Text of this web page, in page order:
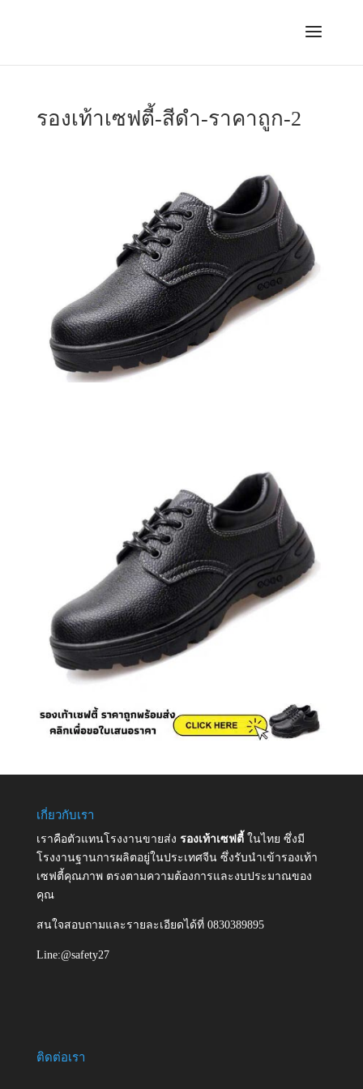
รองเท้าเซฟตี้-สีดำ-ราคาถูก-2
เกี่ยวกับเรา
เราคือตัวแทนโรงงานขายส่ง รองเท้าเซฟตี้ ในไทย ซึ่งมี
โรงงานฐานการผลิตอยู่ในประเทศจีน ซึ่งรับนำเข้ารองเท้า
เซฟตี้คุณภาพ ตรงตามความต้องการและงบประมาณของ
คุณ
สนใจสอบถามและรายละเอียดได้ที่ 0830389895
Line:@safety27
ติดต่อเรา